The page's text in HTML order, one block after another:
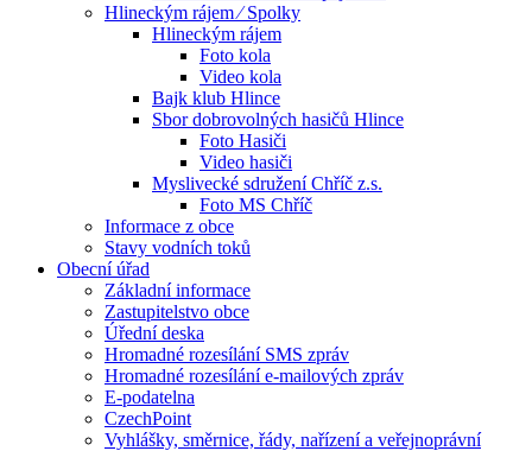
Hlineckým rájem ⁄ Spolky
Hlineckým rájem
Foto kola
Video kola
Bajk klub Hlince
Sbor dobrovolných hasičů Hlince
Foto Hasiči
Video hasiči
Myslivecké sdružení Chříč z.s.
Foto MS Chříč
Informace z obce
Stavy vodních toků
Obecní úřad
Základní informace
Zastupitelstvo obce
Úřední deska
Hromadné rozesílání SMS zpráv
Hromadné rozesílání e-mailových zpráv
E-podatelna
CzechPoint
Vyhlášky, směrnice, řády, nařízení a veřejnoprávní